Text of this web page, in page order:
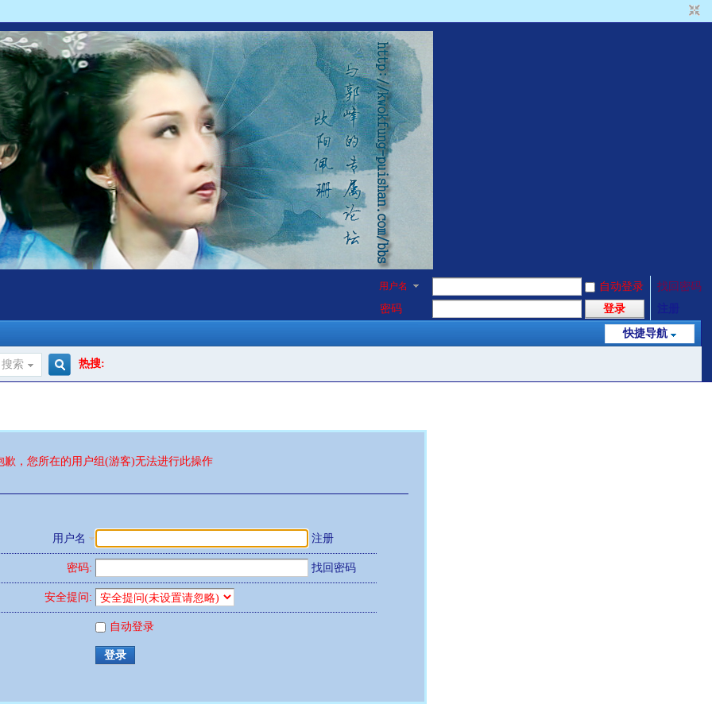
用户名 自动登录
找回密码
密码
登录
快捷导航
搜索
索
热搜:
歉，您所在的用户组(游客)无法进行此操作
用户名 注册
密码: 找回密码
安全提问:
自动登录
登录